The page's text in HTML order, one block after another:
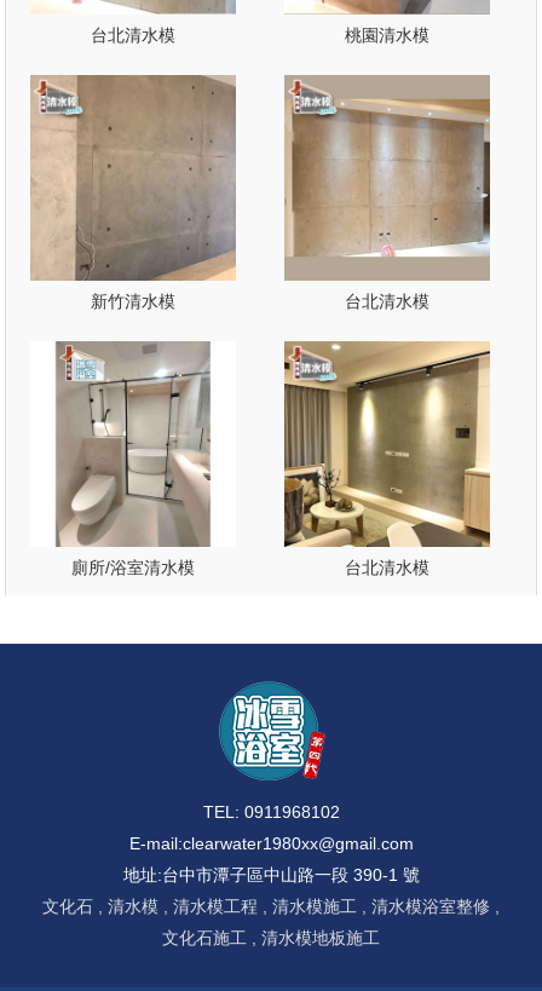
台北清水模 桃園清水模
新竹清水模 台北清水模
廁所/浴室清水模 台北清水模
TEL: 0911968102
E-mail:clearwater1980xx@gmail.com
地址:台中市潭子區中山路一段 390-1 號
文化石
清水模 清水模工程 清水模施工
清水模浴室整修
文化石施工
清水模地板施工